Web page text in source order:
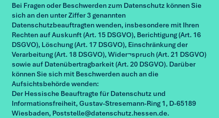
Bei Fragen oder Beschwerden zum Datenschutz können Sie
sich an den unter Ziffer 3 genannten
Datenschutzbeauftragten wenden, insbesondere mit Ihren
Rechten auf Auskunft (Art. 15 DSGVO), Berichtigung (Art. 16
DSGVO), Löschung (Art. 17 DSGVO), Einschränkung der
Verarbeitung (Art. 18 DSGVO), Wider¬spruch (Art. 21 DSGVO)
sowie auf Datenübertragbarkeit (Art. 20 DSGVO). Darüber
können Sie sich mit Beschwerden auch an die
Aufsichtsbehörde wenden:
Der Hessische Beauftragte für Datenschutz und
Informationsfreiheit, Gustav-Stresemann-Ring 1, D-65189
Wiesbaden, Poststelle@datenschutz.hessen.de.